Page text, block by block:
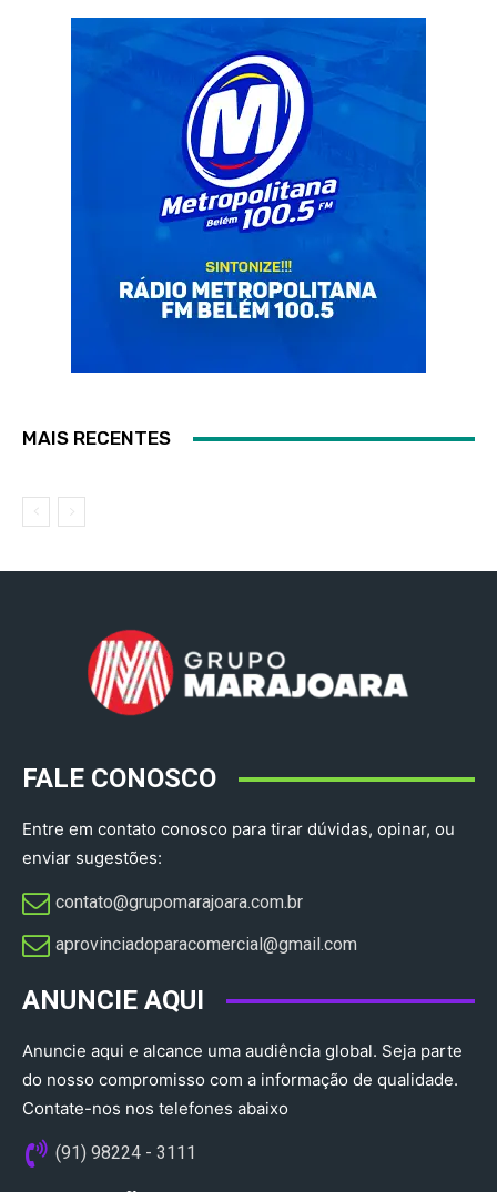
MAIS RECENTES
FALE CONOSCO
Entre em contato conosco para tirar dúvidas, opinar, ou
enviar sugestões:
contato@grupomarajoara.com.br
aprovinciadoparacomercial@gmail.com​
ANUNCIE AQUI
Anuncie aqui e alcance uma audiência global. Seja parte
do nosso compromisso com a informação de qualidade.
Contate-nos nos telefones abaixo
(91) 98224 - 3111